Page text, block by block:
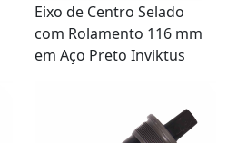
Eixo de Centro Selado
com Rolamento 116 mm
em Aço Preto Inviktus